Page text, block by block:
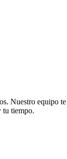
Nuestro equipo
tu tiempo.